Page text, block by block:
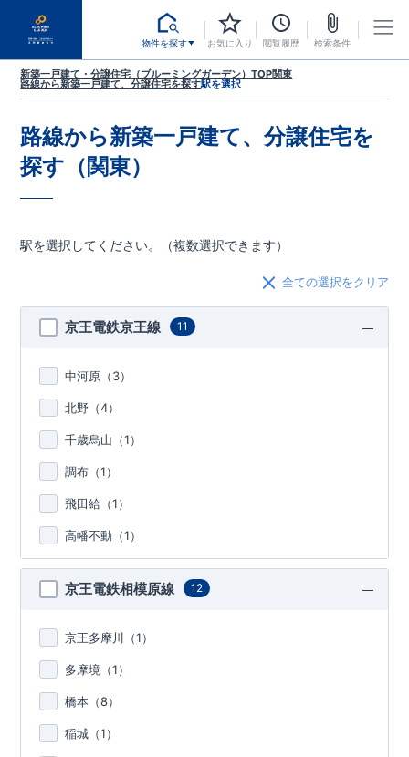
物件を探す お気に入り 閲覧履歴 検索条件
新築一戸建て・分譲住宅（ブルーミングガーデン）TOP関東
路線から新築一戸建て、分譲住宅を探す駅を選択
路線から新築一戸建て、分譲住宅を
探す（関東）
駅を選択してください。（複数選択できます）
全ての選択をクリア
京王電鉄京王線 11
中河原（3）
北野（4）
千歳烏山（1）
調布（1）
飛田給（1）
高幡不動（1）
京王電鉄相模原線 12
京王多摩川（1）
多摩境（1）
橋本（8）
稲城（1）